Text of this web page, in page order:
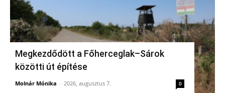
Megkezdődött a Főherceglak–Sárok
közötti út építése
Molnár Mónika - 2026, augusztus 7. 0